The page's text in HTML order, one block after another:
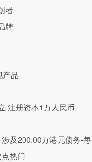
者
牌
产品
注册资本1万人民币
及200.00万港元债务-
热门